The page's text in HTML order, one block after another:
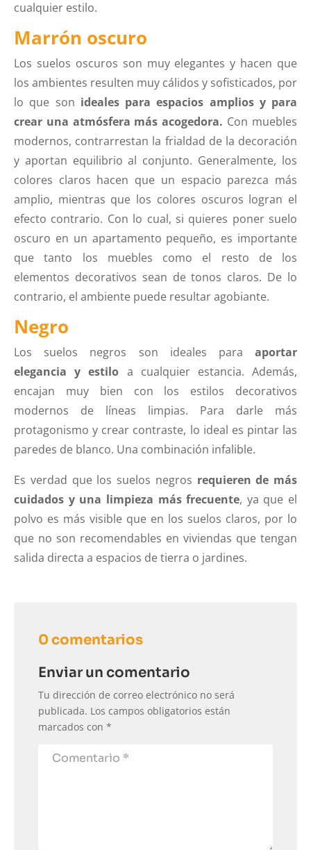
cualquier estilo.
Marrón oscuro
Los suelos oscuros son muy elegantes y hacen que
los ambientes resulten muy cálidos y sofisticados, por
lo que son ideales para espacios amplios y para
crear una atmósfera más acogedora. Con muebles
modernos, contrarrestan la frialdad de la decoración
y aportan equilibrio al conjunto. Generalmente, los
colores claros hacen que un espacio parezca más
amplio, mientras que los colores oscuros logran el
efecto contrario. Con lo cual, si quieres poner suelo
oscuro en un apartamento pequeño, es importante
que tanto los muebles como el resto de los
elementos decorativos sean de tonos claros. De lo
contrario, el ambiente puede resultar agobiante.
Negro
Los suelos negros son ideales para aportar
elegancia y estilo a cualquier estancia. Además,
encajan muy bien con los estilos decorativos
modernos de líneas limpias. Para darle más
protagonismo y crear contraste, lo ideal es pintar las
paredes de blanco. Una combinación infalible.
Es verdad que los suelos negros requieren de más
cuidados y una limpieza más frecuente, ya que el
polvo es más visible que en los suelos claros, por lo
que no son recomendables en viviendas que tengan
salida directa a espacios de tierra o jardines.
0 comentarios
Enviar un comentario
Tu dirección de correo electrónico no será
publicada. Los campos obligatorios están
marcados con *